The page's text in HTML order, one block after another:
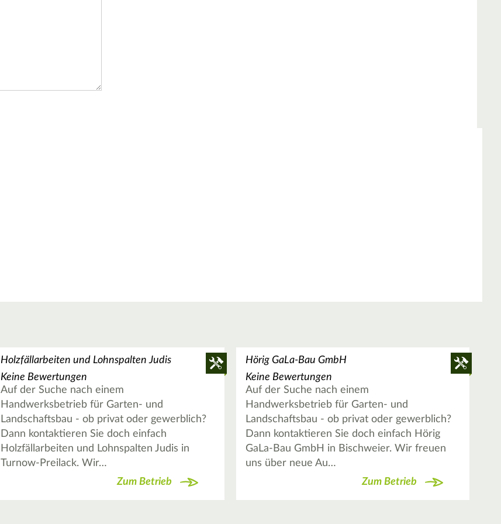
Holzfällarbeiten und Lohnspalten Judis
Keine Bewertungen
Auf der Suche nach einem
Handwerksbetrieb für Garten- und
Landschaftsbau - ob privat oder gewerblich?
Dann kontaktieren Sie doch einfach
Holzfällarbeiten und Lohnspalten Judis in
Turnow-Preilack. Wir…
Zum Betrieb
Hörig GaLa-Bau GmbH
Keine Bewertungen
Auf der Suche nach einem
Handwerksbetrieb für Garten- und
Landschaftsbau - ob privat oder gewerblich?
Dann kontaktieren Sie doch einfach Hörig
GaLa-Bau GmbH in Bischweier. Wir freuen
uns über neue Au…
Zum Betrieb